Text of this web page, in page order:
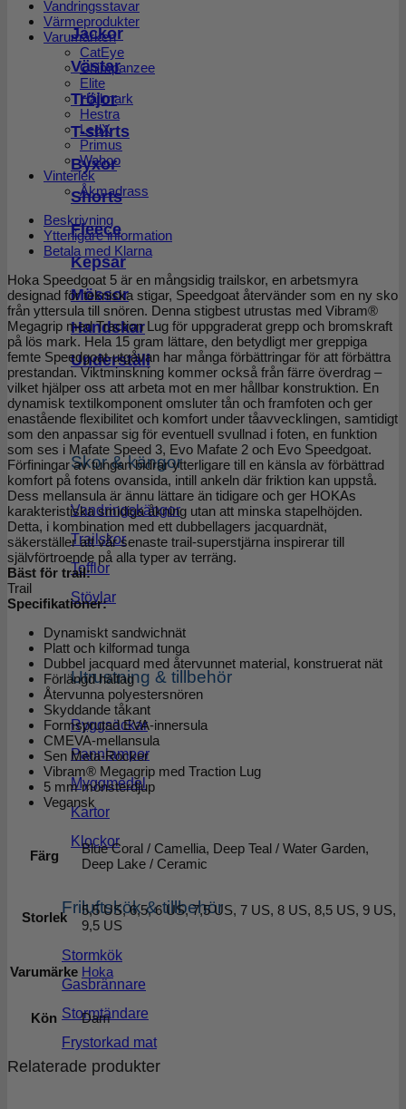
Jackor
Västar
Tröjor
T-shirts
Byxor
Shorts
Fleece
Kepsar
Mössor
Handskar
Underställ
Skor & kängor
Vandringskängor
Trailskor
Tofflor
Stövlar
Utrustning & tillbehör
Ryggsäckar
Pannlampor
Myggmedel
Kartor
Klockor
Friluftskök & tillbehör
Stormkök
Gasbrännare
Stormtändare
Frystorkad mat
Vandringsstavar
Värmeprodukter
Varumärken
CatEye
Chimpanzee
Elite
Hällmark
Hestra
LedX
Primus
Wahoo
Vinterlek
Åkmadrass
Beskrivning
Ytterligare information
Betala med Klarna
Hoka Speedgoat 5 är en mångsidig trailskor, en arbetsmyra
designad för tekniska stigar, Speedgoat återvänder som en ny sko
från yttersula till snören. Denna stigbest utrustas med Vibram®
Megagrip med Traction Lug för uppgraderat grepp och bromskraft
på lös mark. Hela 15 gram lättare, den betydligt mer greppiga
femte Speedgoat-utgåvan har många förbättringar för att förbättra
prestandan. Viktminskning kommer också från färre överdrag –
vilket hjälper oss att arbeta mot en mer hållbar konstruktion. En
dynamisk textilkomponent omsluter tån och framfoten och ger
enastående flexibilitet och komfort under tåavvecklingen, samtidigt
som den anpassar sig för eventuell svullnad i foten, en funktion
som ses i Mafate Speed 3, Evo Mafate 2 och Evo Speedgoat.
Förfiningar av tungan bidrar ytterligare till en känsla av förbättrad
komfort på fotens ovansida, intill ankeln där friktion kan uppstå.
Dess mellansula är ännu lättare än tidigare och ger HOKAs
karakteristiska smidiga åkning utan att minska stapelhöjden.
Detta, i kombination med ett dubbellagers jacquardnät,
säkerställer att vår senaste trail-superstjärna inspirerar till
självförtroende på alla typer av terräng.
Bäst för trail:
Trail
Specifikationer:
Dynamiskt sandwichnät
Platt och kilformad tunga
Dubbel jacquard med återvunnet material, konstruerat nät
Förlängd hältag
Återvunna polyestersnören
Skyddande tåkant
Formsprutad EVA-innersula
CMEVA-mellansula
Sen Meta-Rocker
Vibram® Megagrip med Traction Lug
5 mm mönsterdjup
Vegansk
Färg
Blue Coral / Camellia, Deep Teal / Water Garden,
Deep Lake / Ceramic
Storlek
5,5 US, 6,5, 6 US, 7,5 US, 7 US, 8 US, 8,5 US, 9 US,
9,5 US
Varumärke Hoka
Kön Dam
Relaterade produkter